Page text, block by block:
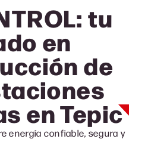
tu
en
de
en Tepic
energía confiable, segura y